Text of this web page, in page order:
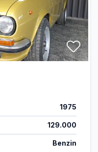
1975
129.000
Benzin